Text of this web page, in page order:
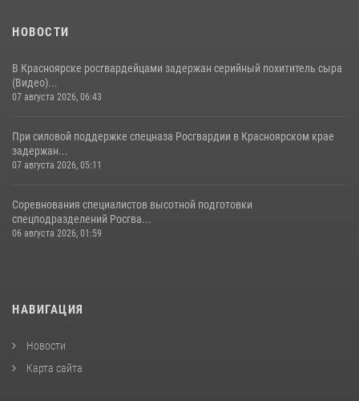
НОВОСТИ
В Красноярске росгвардейцами задержан серийный похититель сыра
(Видео)...
07 августа 2026, 06:43
При силовой поддержке спецназа Росгвардии в Красноярском крае
задержан...
07 августа 2026, 05:11
Соревнования специалистов высотной подготовки
спецподразделений Росгва...
06 августа 2026, 01:59
НАВИГАЦИЯ
Новости
Карта сайта